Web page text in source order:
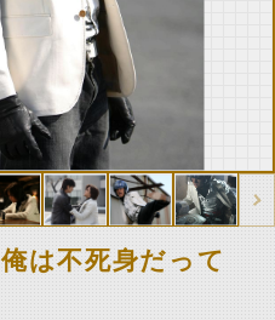
は不死身だって